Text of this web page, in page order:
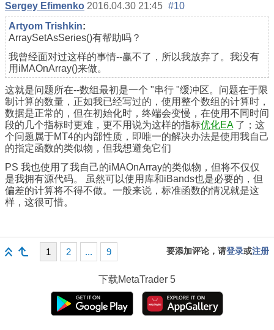
Sergey Efimenko 2016.04.30 21:45 #10
Artyom Trishkin:
ArraySetAsSeries()有帮助吗？
我曾经面对过这样的事情--赢不了，所以我放弃了。我没有
用iMAOnArray()来做。
这就是问题所在--数组最初是一个 "串行 "缓冲区。问题在于限
制计算的数量，正如我已经写过的，使用整个数组的计算时，
数据是正常的，但在初始化时，终端会变慢，在使用不同时间
段的几个指标时更难，更不用说为这样的指标优化EA了；这
个问题属于MT4的内部性质，即唯一的解决办法是使用我自己
的指定函数的类似物，但我想避免它们
PS 我也使用了我自己的iMAOnArray的类似物，但将不仅仅
是我拥有源代码。 虽然可以使用库和iBands也是必要的，但
偏差的计算将不得不做。一般来说，标准函数的情况就是这
样，这很可惜。
1 2 ... 9 要添加评论，请登录或注册
下载MetaTrader 5